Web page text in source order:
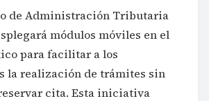
de Administración Tributaria
módulos móviles en el
para facilitar a los
la realización de trámites sin
cita. Esta iniciativa